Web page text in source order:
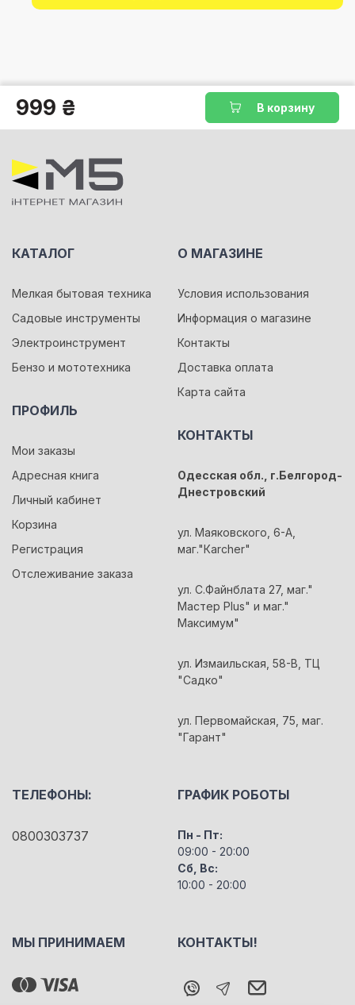
999 ₴ В корзину
КАТАЛОГ
Мелкая бытовая техника
Садовые инструменты
Электроинструмент
Бензо и мототехника
ПРОФИЛЬ
Мои заказы
Адресная книга
Личный кабинет
Корзина
Регистрация
Отслеживание заказа
О МАГАЗИНЕ
Условия использования
Информация о магазине
Контакты
Доставка оплата
Карта сайта
КОНТАКТЫ
Одесская обл., г.Белгород-
Днестровский
ул. Маяковского, 6-А,
маг."Кarcher"
ул. С.Файнблата 27, маг."
Мастер Plus" и маг."
Максимум"
ул. Измаильская, 58-В, ТЦ
"Садко"
ул. Первомайская, 75, маг.
"Гарант"
ТЕЛЕФОНЫ:
0800303737
ГРАФИК РОБОТЫ
Пн - Пт:
09:00 - 20:00
Сб, Вс:
10:00 - 20:00
МЫ ПРИНИМАЕМ КОНТАКТЫ!